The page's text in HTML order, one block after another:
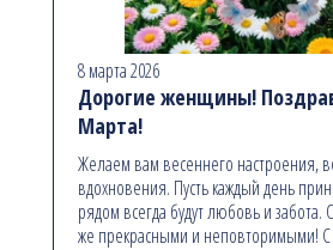
8 марта 2026
Дорогие женщины!
Марта!
Желаем вам весеннего настроения,
вдохновения. Пусть каждый день
рядом всегда будут любовь и забота.
же прекрасными и неповторимыми!